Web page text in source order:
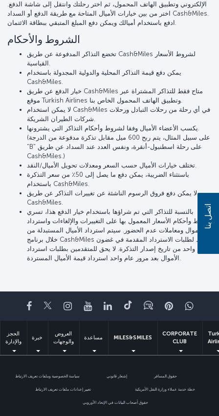
الإلكتروني وتطبيق الهاتف المحمول، ثم اختر رحلتك وانتقل إلى شاشة الدفع.
اختر من بين خيارات الأميال المتاحة مع طريقة الدفع أو السداد Cash&Miles.
ادفع باستخدام أميالك ويمكن دفع المبلغ المتبقي ببطاقة الائتمان.
الشروط والأحكام
تخضع التذاكر المدفوعة عن طريق Cash&Miles لشروط الأسعار
يمكن دفع قيمة التذاكر المحلية والدولية المجدولة باستخدام
Cash&Miles.
خيار الدفع عن طريق Cash&Miles متاح فقط للتذاكر المشتراة عبر
لا يمكن استخدام Cash&Miles في أي رحلة من رحلات التبادل ورحلات
يكسب الأعضاء الأميال وفقا لشروط وأحكام التذاكر التي يشترونها.
(على سبيل المثال، يتم ربح 600 ميل مقابل تذكرة مدفوعة من الدرجة
"B" على رحلة اسطنبول-أنقرة، ونفس العدد عند السداد عن طريق
Cash&Miles.)
باستثناء الضريبة، يمكن دفع ما يصل إلى 50٪ من سعر التذكرة
باستخدام Cash&Miles.
لا يمكن دفع فروق الرسوم الناشئة عن تغييرات التذاكر عن طريق
Cash&Miles.
بالنسبة للتذاكر التي تم شراؤها باستخدام خيار الدفع هذا، تسري
شروط وأحكام الأسعار المعمول بها على التغييرات والإلغاءات واسترداد
الأموال ومعاملات عدم الحضور. سيتم استرداد الأميال المستبدلة من
خلال برنامج Cash&Miles فقط لطلبات الاسترداد المقدمة في غضون
عام واحد من تاريخ إصدار التذكرة. لا يحق للمتقدمين بطلبات استرداد
Facebook
TwitterInstagram
YouTubeLinkedIn
تيك توكBlogPinterest
الحجز
والإدارة
خبرة
العروض
والوجهات
مساعدة MILES&SMILES
CORPORATE
CLUB
سياسة الخصوصية وملفات تعريف الارتباط إشعار قانوني حقوق المسافر
تغيير إعدادات ملفات تعريف الارتباط خطة خدمة عملاء وزارة النقل الأمريكية
حقوق أصحاب البيانات في الإتحاد الأوروبي
اتصل بنا